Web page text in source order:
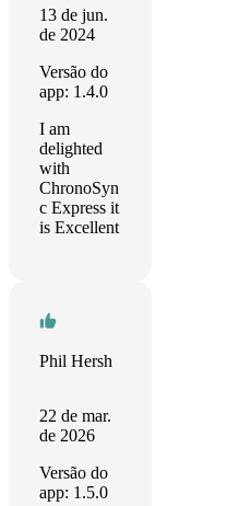
13 de jun.
de 2024
Versão do
app: 1.4.0
I am
delighted
with
ChronoSyn
c Express it
is Excellent
Phil Hersh
22 de mar.
de 2026
Versão do
app: 1.5.0